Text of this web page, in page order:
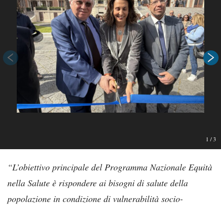
1 /3
“L’obiettivo principale del Programma Nazionale Equità
nella Salute è rispondere ai bisogni di salute della
popolazione in condizione di vulnerabilità socio-